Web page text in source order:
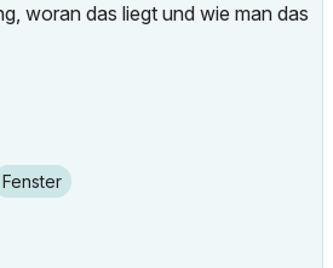
woran das liegt und wie man das
Fenster